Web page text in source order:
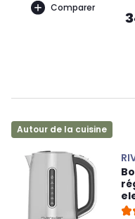
Comparer
Autour de la cuisine